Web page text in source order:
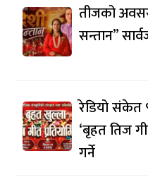
तीजको
सन्तान”
रेडियो संकेत
‘बृहत तिज
गर्ने